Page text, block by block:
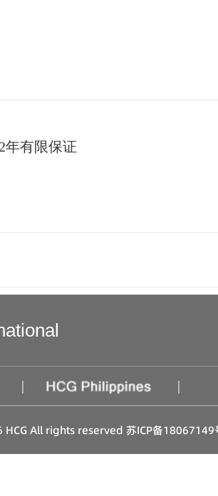
年有限保证
| |
All rights reserved 苏ICP备